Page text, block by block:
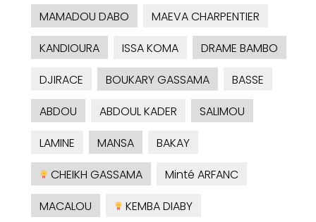
MAMADOU DABO
MAEVA CHARPENTIER
KANDIOURA
ISSA KOMA
DRAME BAMBO
DJIRACE
BOUKARY GASSAMA
BASSE
ABDOU
ABDOUL KADER
SALIMOU
LAMINE
MANSA
BAKAY
CHEIKH GASSAMA
Minté ARFANC
MACALOU
KEMBA DIABY